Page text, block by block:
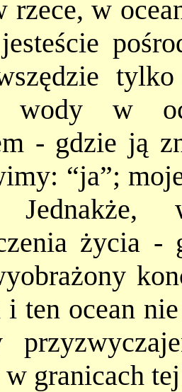
rzece, w
wody w
- gdzie ją
“ja”;
życia -
i ten ocean
w granicach